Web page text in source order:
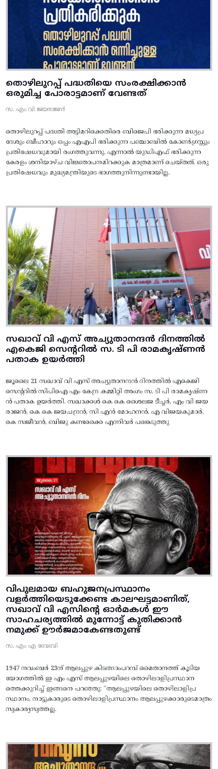
തൊഴിലുറപ്പ് പദ്ധതിയെ സംരക്ഷിക്കാൻ
ഒരുമിച്ച പോരാട്ടമാണ് വേണ്ടത്
സ. എം വി ജയരാജൻ
തൊഴിലുറപ്പ് പദ്ധതി അട്ടിമറിക്കെതിരെ ബിജെപി ഭരിക്കുന്ന മധ്യപ്ര
ദേശും ബീഹാറും ഒപ്പം എഎപി ഭരിക്കുന്ന പഞ്ചാബിൽ കോൺഗ്രസ്സും
പ്രതിഷേധവുമായി രംഗത്തുവന്നു. എന്നാൽ യുഡിഎഫ് ഭരിക്കുന്ന
കേരളം ശനിയാഴ്ച വിജ്ഞാപനമിറക്കുക മാത്രമാണ് ചെയ്തത്. ഒരു
പ്രതിഷേധവും മുഖ്യമന്ത്രിയുടെ ഭാഗത്തുനിന്നുണ്ടായില്ല.
സഖാവ് വി എസ് അച്യുതാനന്ദൻ ദിനത്തിൽ
എകെജി സെന്ററിൽ സ. ടി പി രാമകൃഷ്‌ണൻ
പതാക ഉയർത്തി
ജൂലൈ 21 സഖാവ് വി എസ് അച്യുതാനന്ദൻ ദിനത്തിൽ എകെജി
സെന്ററിൽ സിപിഐ എം കേന്ദ്ര കമ്മിറ്റി അംഗം സ. ടി പി രാമകൃഷ്‌ണ
ൻ പതാക ഉയർത്തി. സഖാക്കൾ കെ കെ ശൈലജ ടീച്ചർ, എം വി ജയ
രാജൻ, കെ കെ ജയചന്ദ്രൻ, സി എൻ മോഹനൻ, എ വിജയകുമാർ,
കെ സജീവൻ, ബിജു കണ്ടക്കൈ എന്നിവർ പങ്കെടുത്തു
വിപുലമായ ബഹുജനപ്രസ്ഥാനം
വളർത്തിയെടുക്കേണ്ട കാലഘട്ടമാണിത്,
സഖാവ് വി എസിന്റെ ഓർമകൾ ഈ
സാഹചര്യത്തിൽ മുന്നോട്ട്‌ കുതിക്കാൻ
നമുക്ക് ഊർജമാകേണ്ടതുണ്ട്
സ. എം എ ബേബി
1947 നവംബർ 23ന് ആലപ്പുഴ കിടങ്ങാംപറമ്പ്‌ മൈതാനത്ത്‌ കൂടിയ
യോഗത്തിൽ ഇ എം എസ് ആലപ്പുഴയിലെ തൊഴിലാളിപ്രസ്ഥാന
ത്തെക്കുറിച്ച് ഇങ്ങനെ പറഞ്ഞു: “ആലപ്പുഴയിലെ തൊഴിലാളിപ്ര
സ്ഥാനം, നാട്ടുകാരുടെ തൊഴിലാളിപ്രസ്ഥാനം ആലപ്പുഴക്കാരുടെമാത്രം
സ്വകാര്യസ്വത്തല്ല.